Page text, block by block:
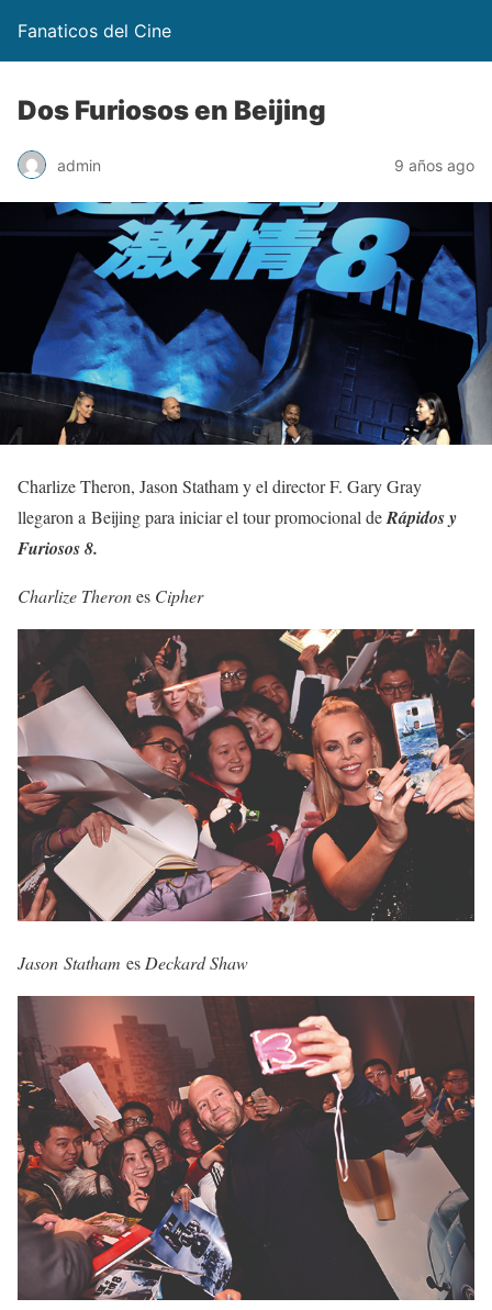
Fanaticos del Cine
Dos Furiosos en Beijing
admin 9 años ago
Charlize Theron, Jason Statham y el director F. Gary Gray
llegaron a Beijing para iniciar el tour promocional deRápidos y
Furiosos 8.
Charlize Therones Cipher
Jason Statham es Deckard Shaw